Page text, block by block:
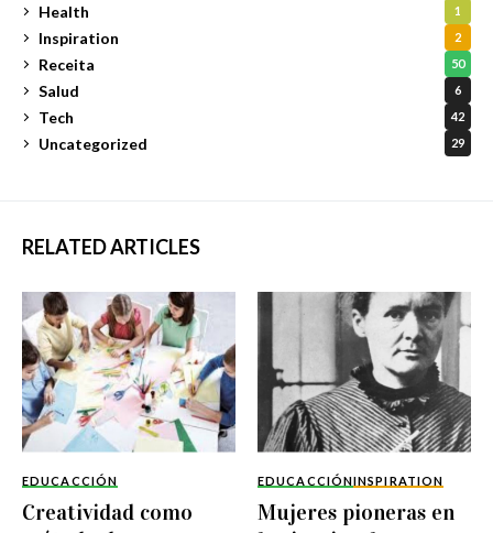
Health 1
Inspiration 2
Receita 50
Salud 6
Tech 42
Uncategorized 29
RELATED ARTICLES
EDUCACCIÓN
Creatividad como
EDUCACCIÓNINSPIRATION
Mujeres pioneras en